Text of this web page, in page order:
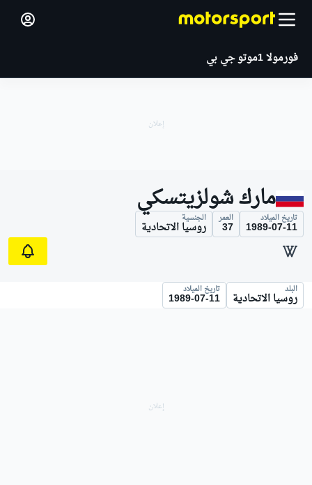
فورمولا 1 موتو جي بي
مارك شولزيتسكي
تاريخ الميلاد
1989-07-11
العمر
37
الجنسية
روسيا الاتحادية
البلد
روسيا الاتحادية
تاريخ الميلاد
1989-07-11